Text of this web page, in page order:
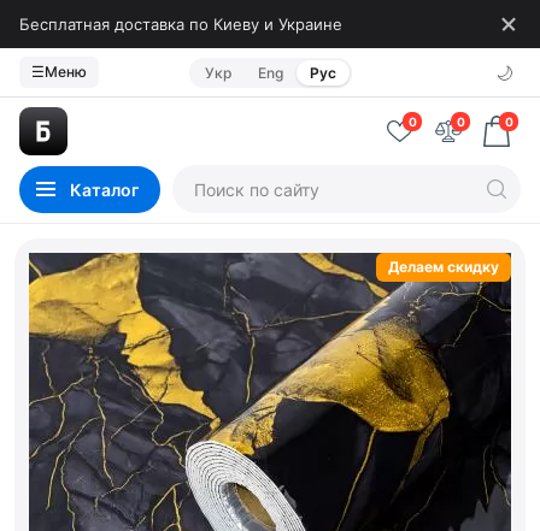
Бесплатная доставка по Киеву и Украине
☰Меню Укр Eng Рус 🌙
Каталог
0 0 0
Делаем скидку